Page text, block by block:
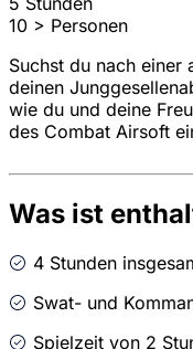
10 > Personen
Suchst du nach einer
deinen
wie du und deine
des Combat Airsoft
Was ist
4 Stunden
Swat- und
Spielzeit von 2